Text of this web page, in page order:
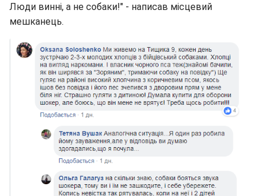
Люди винні, а не собаки!" - написав місцевий
мешканець.